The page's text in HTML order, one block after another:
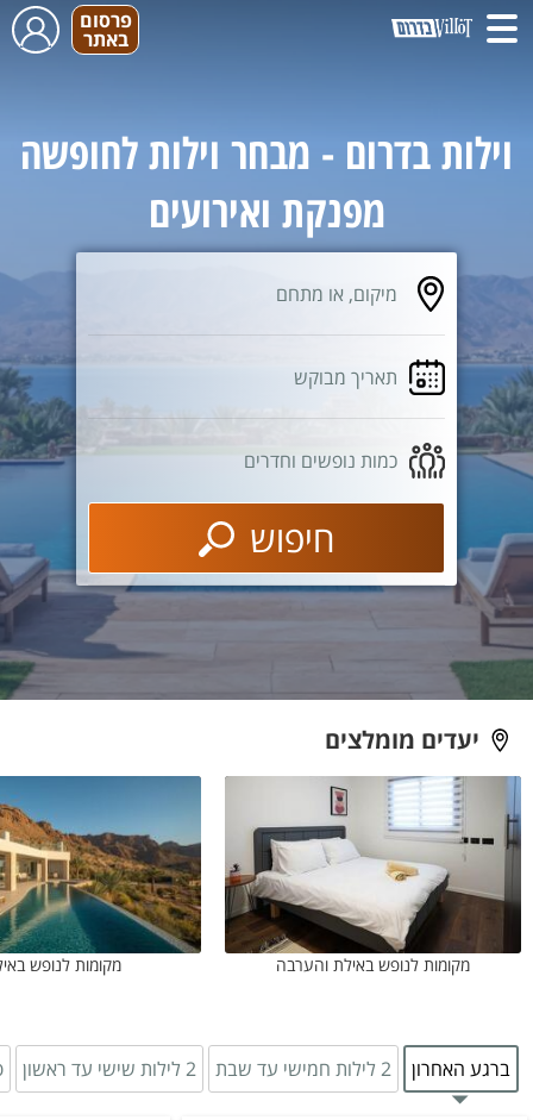
פרסום
באתר
וילות בדרום - מבחר וילות לחופשה
מפנקת ואירועים
מיקום, או מתחם
תאריך מבוקש
כמות נופשים וחדרים
חיפוש
יעדים מומלצים
מקומות לנופש באילת והערבה מקומות לנופש
ברגע האחרון 2 לילות חמישי עד שבת 2 לילות שישי עד ראשון